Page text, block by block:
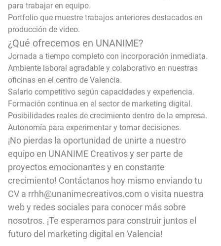
para trabajar en equipo.
Portfolio que muestre trabajos anteriores destacados en
producción de video.
¿Qué ofrecemos en UNANIME?
Jornada a tiempo completo con incorporación inmediata.
Ambiente laboral agradable y colaborativo en nuestras
oficinas en el centro de Valencia.
Salario competitivo según capacidades y experiencia.
Formación continua en el sector de marketing digital.
Posibilidades reales de crecimiento dentro de la empresa.
Autonomía para experimentar y tomar decisiones.
¡No pierdas la oportunidad de unirte a nuestro
equipo en UNANIME Creativos y ser parte de
proyectos emocionantes y en constante
crecimiento! Contáctanos hoy mismo enviando tu
CV a rrhh@unanimecreativos.com o visita nuestra
web y redes sociales para conocer más sobre
nosotros. ¡Te esperamos para construir juntos el
futuro del marketing digital en Valencia!